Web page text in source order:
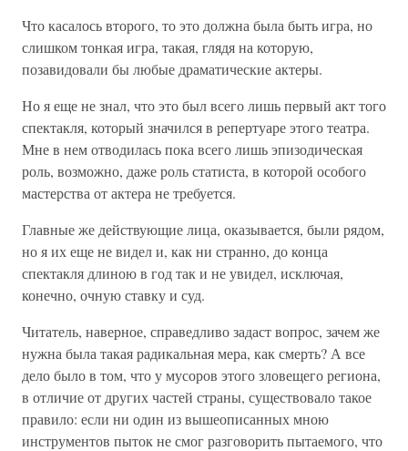
Что касалось второго, то это должна была быть игра, но
слишком тонкая игра, такая, глядя на которую,
позавидовали бы любые драматические актеры.
Но я еще не знал, что это был всего лишь первый акт того
спектакля, который значился в репертуаре этого театра.
Мне в нем отводилась пока всего лишь эпизодическая
роль, возможно, даже роль статиста, в которой особого
мастерства от актера не требуется.
Главные же действующие лица, оказывается, были рядом,
но я их еще не видел и, как ни странно, до конца
спектакля длиною в год так и не увидел, исключая,
конечно, очную ставку и суд.
Читатель, наверное, справедливо задаст вопрос, зачем же
нужна была такая радикальная мера, как смерть? А все
дело было в том, что у мусоров этого зловещего региона,
в отличие от других частей страны, существовало такое
правило: если ни один из вышеописанных мною
инструментов пыток не смог разговорить пытаемого, что